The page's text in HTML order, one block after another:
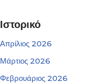
Ιστορικό
Απρίλιος 2026
Μάρτιος 2026
Φεβρουάριος 2026